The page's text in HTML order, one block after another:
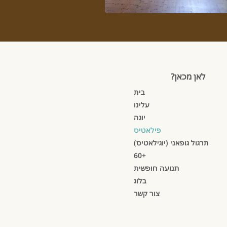
לאן מכאן?
בית
עלינו
יוגה
פילאטיס
תרגול גופאני (יוגילאטיס)
60+
תנועה חופשית
בלוג
צור קשר